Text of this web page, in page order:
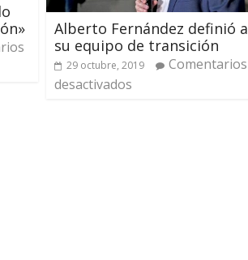
Alberto Fernández definió a
su equipo de transición
29 octubre, 2019
Comentarios
desactivados